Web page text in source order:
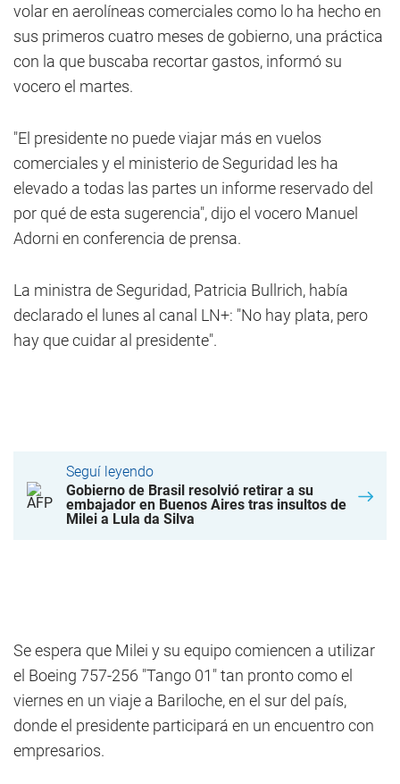
volar en aerolíneas comerciales como lo ha hecho en
sus primeros cuatro meses de gobierno, una práctica
con la que buscaba recortar gastos, informó su
vocero el martes.
"El presidente no puede viajar más en vuelos
comerciales y el ministerio de Seguridad les ha
elevado a todas las partes un informe reservado del
por qué de esta sugerencia", dijo el vocero Manuel
Adorni en conferencia de prensa.
La ministra de Seguridad, Patricia Bullrich, había
declarado el lunes al canal LN+: "No hay plata, pero
hay que cuidar al presidente".
Seguí leyendo
Gobierno de Brasil resolvió retirar a su
embajador en Buenos Aires tras insultos de
Milei a Lula da Silva
Se espera que Milei y su equipo comiencen a utilizar
el Boeing 757-256 "Tango 01" tan pronto como el
viernes en un viaje a Bariloche, en el sur del país,
donde el presidente participará en un encuentro con
empresarios.